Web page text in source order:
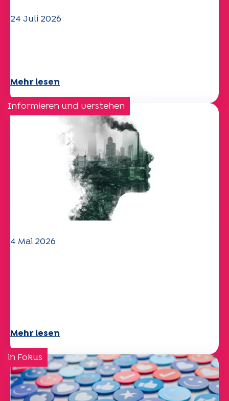
24 Juli 2026
Mehr lesen
Informieren und verstehen
4 Mai 2026
Mehr lesen
in Fokus